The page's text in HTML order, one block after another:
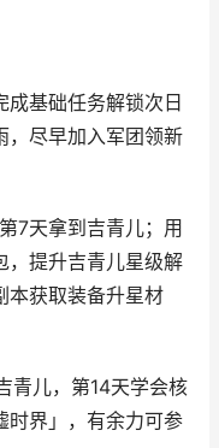
基础任务解锁次日
，尽早加入军团领新
7天拿到吉青儿；用
，提升吉青儿星级解
本获取装备升星材
青儿，第14天学会核
时界」，有余力可参